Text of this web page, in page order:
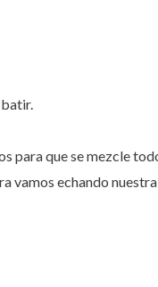
para que se mezcle
vamos echando